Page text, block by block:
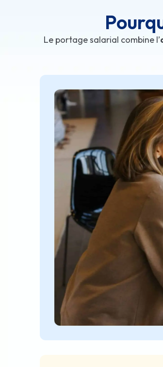
Le portage salarial combine l’